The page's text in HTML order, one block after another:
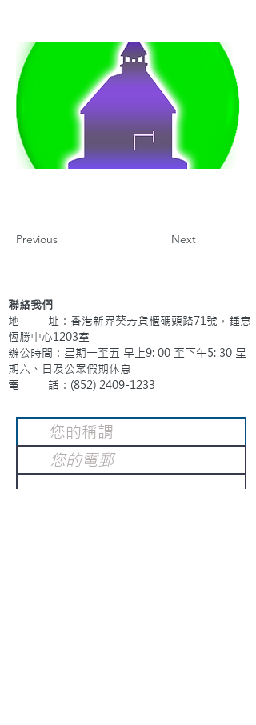
Previous Next
聯絡我們
地 址：香港新界葵芳貨櫃碼頭路71號，鍾意
恆勝中心1203室
辦公時間：星期一至五 早上9: 00 至下午5: 30 星
期六、日及公眾假期休息
電 話：(852) 2409-1233